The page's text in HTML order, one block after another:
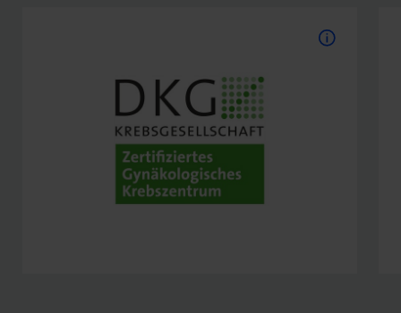
Von der Deutschen
Krebsgesellschaft (DKG)
zertifiziertes Gynäkologisches
Krebszentrum